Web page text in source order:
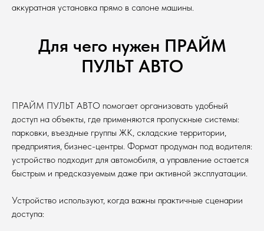
аккуратная установка прямо в салоне машины.
Для чего нужен ПРАЙМ
ПУЛЬТ АВТО
ПРАЙМ ПУЛЬТ АВТО помогает организовать удобный
доступ на объекты, где применяются пропускные системы:
парковки, въездные группы ЖК, складские территории,
предприятия, бизнес-центры. Формат продуман под водителя:
устройство подходит для автомобиля, а управление остается
быстрым и предсказуемым даже при активной эксплуатации.
Устройство используют, когда важны практичные сценарии
доступа: